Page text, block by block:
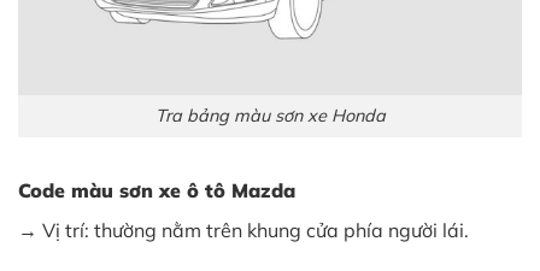
Tra bảng màu sơn xe Honda
Code màu sơn xe ô tô Mazda
→ Vị trí: thường nằm trên khung cửa phía người lái.